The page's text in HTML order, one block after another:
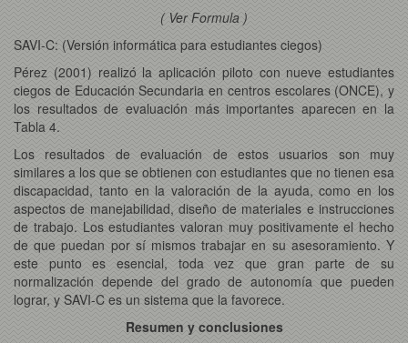
( Ver Formula )
SAVI-C: (Versión informática para estudiantes ciegos)
Pérez (2001) realizó la aplicación piloto con nueve estudiantes
ciegos de Educación Secundaria en centros escolares (ONCE), y
los resultados de evaluación más importantes aparecen en la
Tabla 4.
Los resultados de evaluación de estos usuarios son muy
similares a los que se obtienen con estudiantes que no tienen esa
discapacidad, tanto en la valoración de la ayuda, como en los
aspectos de manejabilidad, diseño de materiales e instrucciones
de trabajo. Los estudiantes valoran muy positivamente el hecho
de que puedan por sí mismos trabajar en su asesoramiento. Y
este punto es esencial, toda vez que gran parte de su
normalización depende del grado de autonomía que pueden
lograr, y SAVI-C es un sistema que la favorece.
Resumen y conclusiones